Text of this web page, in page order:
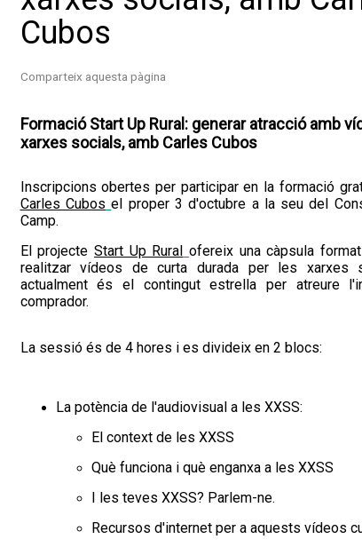
Cubos
Formació Start Up Rural: generar atracció amb
xarxes socials, amb Carles Cubos
Inscripcions obertes per participar en la formació
Carles Cubos el proper 3 d'octubre a la seu del
Camp.
El projecte Start Up Rural ofereix una càpsula
realitzar vídeos de curta durada per les xarxes
actualment és el contingut estrella per atreure
comprador.
La sessió és de 4 hores i es divideix en 2 blocs:
La potència de l'audiovisual a les XXSS:
El context de les XXSS
Què funciona i què enganxa a les XXSS
I les teves XXSS? Parlem-ne.
Recursos d'internet per a aquests vídeos